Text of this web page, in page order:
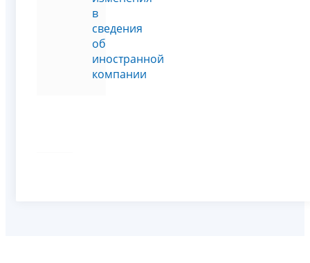
в
сведения
об
иностранной
компании